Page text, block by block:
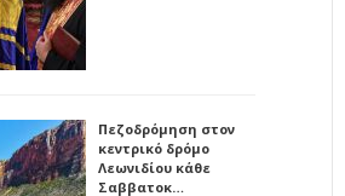
Πεζοδρόμηση στον
κεντρικό δρόμο
Λεωνιδίου κάθε
Σαββατοκ…